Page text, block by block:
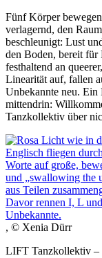
Fünf Körper
verlagernd, den
beschleunigt: Lust
den Boden, bereit für
festhaltend an
Linearität auf, fallen
Unbekannte neu.
mittendrin:
Tanzkollektiv über
, © Xenia Dürr
LIFT Tanzkollektiv –